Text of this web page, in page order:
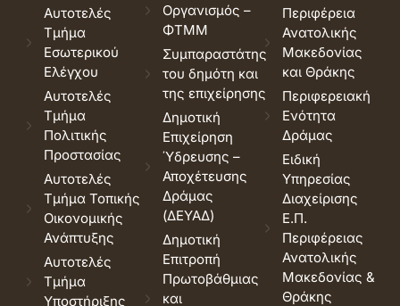
Αυτοτελές
Τμήμα
Εσωτερικού
Ελέγχου
Αυτοτελές
Τμήμα
Πολιτικής
Προστασίας
Αυτοτελές
Τμήμα Τοπικής
Οικονομικής
Ανάπτυξης
Αυτοτελές
Τμήμα
Υποστήριξης
Οργανισμός –
ΦΤΜΜ
Συμπαραστάτης
του δημότη και
της επιχείρησης
Δημοτική
Επιχείρηση
Ύδρευσης –
Αποχέτευσης
Δράμας
(ΔΕΥΑΔ)
Δημοτική
Επιτροπή
Πρωτοβάθμιας
και
Περιφέρεια
Ανατολικής
Μακεδονίας
και Θράκης
Περιφερειακή
Ενότητα
Δράμας
Ειδική
Υπηρεσίας
Διαχείρισης
Ε.Π.
Περιφέρειας
Ανατολικής
Μακεδονίας &
Θράκης